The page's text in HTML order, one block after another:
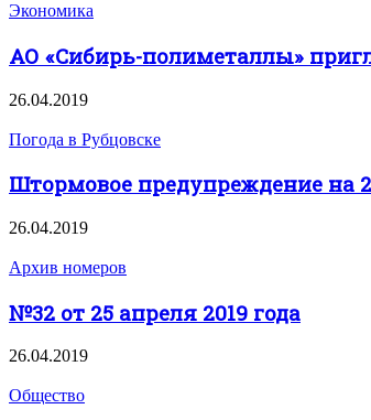
Экономика
АО «Сибирь-полиметаллы»
26.04.2019
Погода в Рубцовске
Штормовое предупреждение на
26.04.2019
Архив номеров
№32 от 25 апреля 2019 года
26.04.2019
Общество